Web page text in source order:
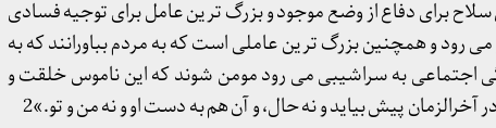
برای دفاع از وضع موجود و بزرگ ترین عامل برای توجیه فسادی
رود و همچنین بزرگ ترین عاملی است که به مردم بباورانند که به
اجتماعی به سراشیبی می رود مومن شوند که این ناموس خلقت و
پیش بیاید و نه حال، و آن هم به دست او و نه من و تو.»2